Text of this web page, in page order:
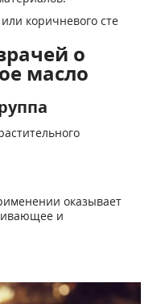
коричневого сте
о
масло
оказывает
и